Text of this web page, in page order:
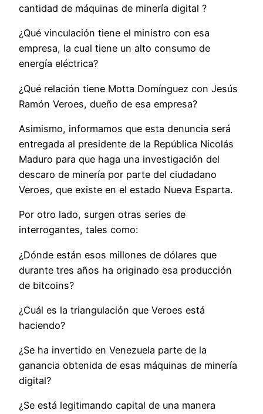
cantidad de máquinas de minería digital ?
¿Qué vinculación tiene el ministro con esa
empresa, la cual tiene un alto consumo de
energía eléctrica?
¿Qué relación tiene Motta Domínguez con Jesús
Ramón Veroes, dueño de esa empresa?
Asimismo, informamos que esta denuncia será
entregada al presidente de la República Nicolás
Maduro para que haga una investigación del
descaro de minería por parte del ciudadano
Veroes, que existe en el estado Nueva Esparta.
Por otro lado, surgen otras series de
interrogantes, tales como:
¿Dónde están esos millones de dólares que
durante tres años ha originado esa producción
de bitcoins?
¿Cuál es la triangulación que Veroes está
haciendo?
¿Se ha invertido en Venezuela parte de la
ganancia obtenida de esas máquinas de minería
digital?
¿Se está legitimando capital de una manera